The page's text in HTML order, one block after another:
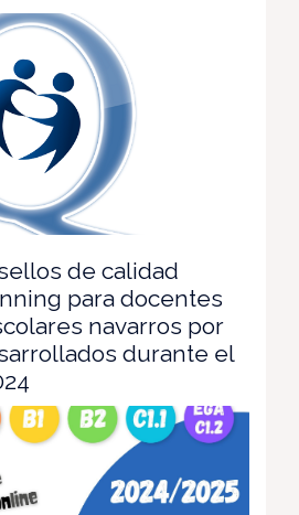
de calidad
para docentes
navarros por
durante el